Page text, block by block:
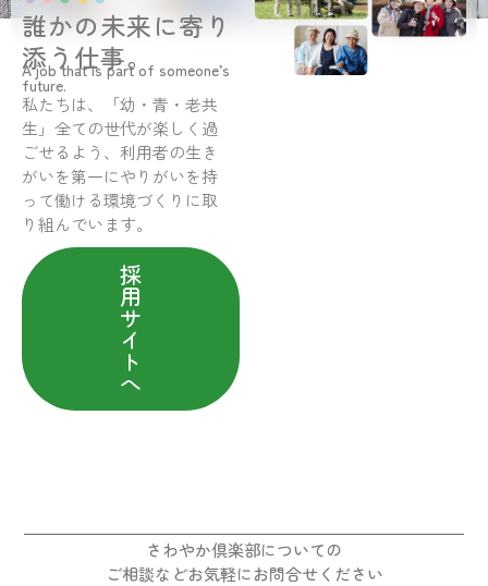
誰かの未来に寄り
添う仕事。
A job that is part of someone’s
future.
私たちは、「幼・青・老共
生」全ての世代が楽しく過
ごせるよう、利用者の生き
がいを第一にやりがいを持
って働ける環境づくりに取
り組んでいます。
採
用
サ
イ
ト
へ
さわやか倶楽部についての
ご相談などお気軽にお問合せください